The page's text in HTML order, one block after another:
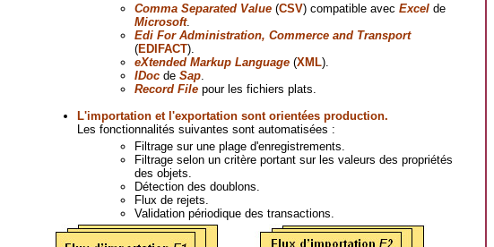
Comma Separated Value(CSV) compatible avec Excelde
Microsoft.
Edi For Administration, Commerce and Transport
(EDIFACT).
eXtended Markup Language(XML).
IDocde Sap.
Record Filepour les fichiers plats.
L'importation et l'exportation sont orientées production.
Les fonctionnalités suivantes sont automatisées :
Filtrage sur une plage d'enregistrements.
Filtrage selon un critère portant sur les valeurs des propriétés
des objets.
Détection des doublons.
Flux de rejets.
Validation périodique des transactions.